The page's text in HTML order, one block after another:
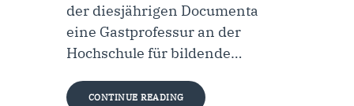
der diesjährigen Documenta
eine Gastprofessur an der
Hochschule für bildende…
CONTINUE READING